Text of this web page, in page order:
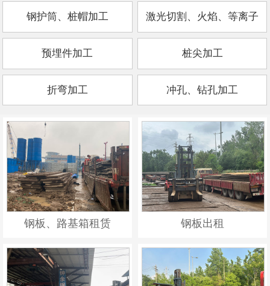
钢护筒、桩帽加工 激光切割、火焰、等离子
预埋件加工 桩尖加工
折弯加工 冲孔、钻孔加工
钢板、路基箱租赁 钢板出租